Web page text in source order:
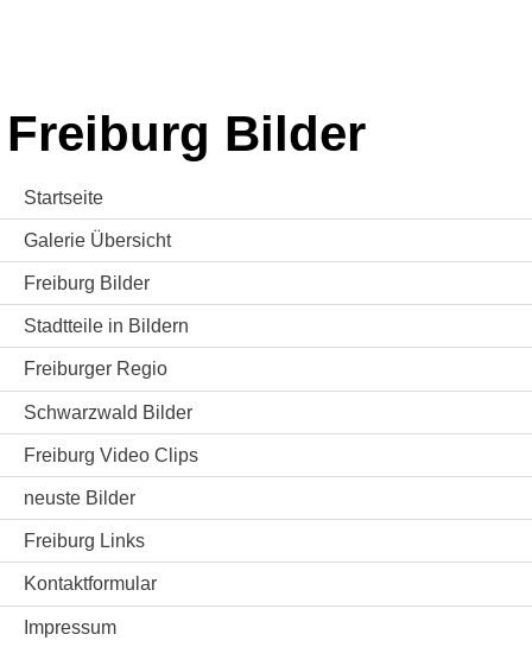
Freiburg Bilder
Startseite
Galerie Übersicht
Freiburg Bilder
Stadtteile in Bildern
Freiburger Regio
Schwarzwald Bilder
Freiburg Video Clips
neuste Bilder
Freiburg Links
Kontaktformular
Impressum